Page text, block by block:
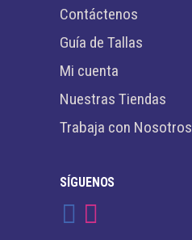
Contáctenos
Guía de Tallas
Mi cuenta
Nuestras Tiendas
Trabaja con Nosotros
SÍGUENOS